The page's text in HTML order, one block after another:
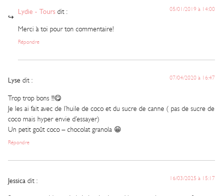
Lydie - Tours dit : 05/01/2019 à 14:00
Merci à toi pour ton commentaire!
Répondre
Lyse dit : 07/04/2020 à 16:47
Trop trop bons !!!😋
Je les ai fait avec de l’huile de coco et du sucre de canne ( pas de sucre de
coco mais hyper envie d’essayer)
Un petit goût coco – chocolat granola 😁
Répondre
Jessica dit : 16/03/2025 à 15:17